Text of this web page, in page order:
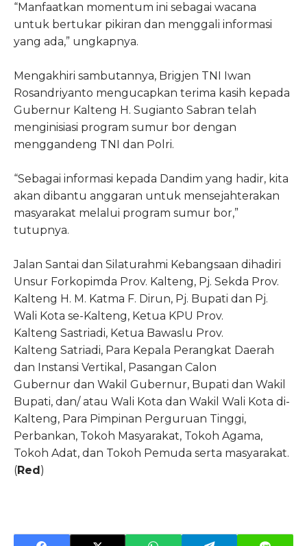
“Manfaatkan momentum ini sebagai wacana
untuk bertukar pikiran dan menggali informasi
yang ada,” ungkapnya.
Mengakhiri sambutannya, Brigjen TNI Iwan
Rosandriyanto mengucapkan terima kasih kepada
Gubernur Kalteng H. Sugianto Sabran telah
menginisiasi program sumur bor dengan
menggandeng TNI dan Polri.
“Sebagai informasi kepada Dandim yang hadir, kita
akan dibantu anggaran untuk mensejahterakan
masyarakat melalui program sumur bor,”
tutupnya.
Jalan Santai dan Silaturahmi Kebangsaan dihadiri
Unsur Forkopimda Prov. Kalteng, Pj. Sekda Prov.
Kalteng H. M. Katma F. Dirun, Pj. Bupati dan Pj.
Wali Kota se-Kalteng, Ketua KPU Prov.
Kalteng Sastriadi, Ketua Bawaslu Prov.
Kalteng Satriadi, Para Kepala Perangkat Daerah
dan Instansi Vertikal, Pasangan Calon
Gubernur dan Wakil Gubernur, Bupati dan Wakil
Bupati, dan/ atau Wali Kota dan Wakil Wali Kota di-
Kalteng, Para Pimpinan Perguruan Tinggi,
Perbankan, Tokoh Masyarakat, Tokoh Agama,
Tokoh Adat, dan Tokoh Pemuda serta masyarakat.
(Red)